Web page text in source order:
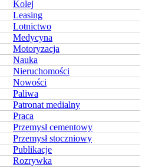
Kolej
Leasing
Lotnictwo
Medycyna
Motoryzacja
Nauka
Nieruchomości
Nowości
Paliwa
Patronat medialny
Praca
Przemysł cementowy
Przemysł stoczniowy
Publikacje
Rozrywka